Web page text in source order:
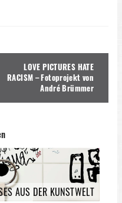
LOVE PICTURES HATE
RACISM – Fotoprojekt von
André Brümmer
AUS DER KUNSTWELT